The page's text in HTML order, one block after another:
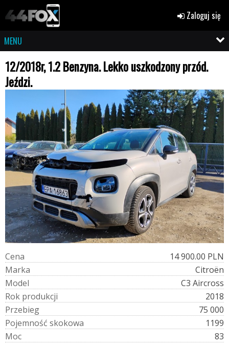
Zaloguj się
MENU
12/2018r, 1.2 Benzyna. Lekko uszkodzony przód.
Jeździ.
Cena
14 900.00 PLN
Marka
Citroën
Model
C3 Aircross
Rok produkcji
2018
Przebieg
75 000
Pojemność skokowa
1199
Moc
83